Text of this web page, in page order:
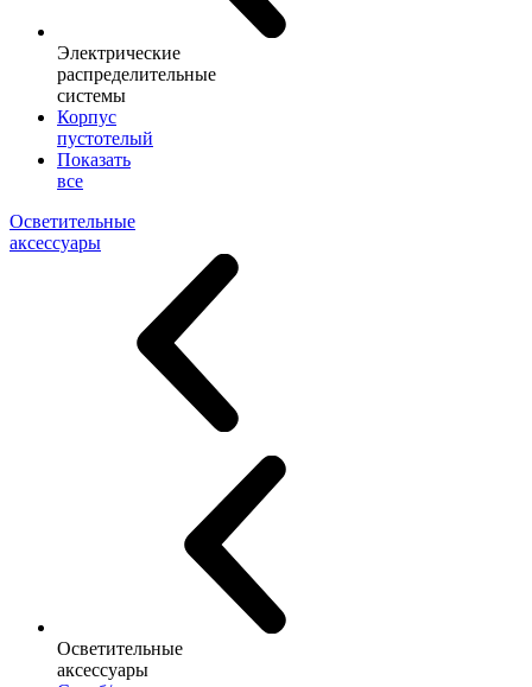
Электрические
распределительные
системы
Корпус
пустотелый
Показать
все
Осветительные
аксессуары
Осветительные
аксессуары